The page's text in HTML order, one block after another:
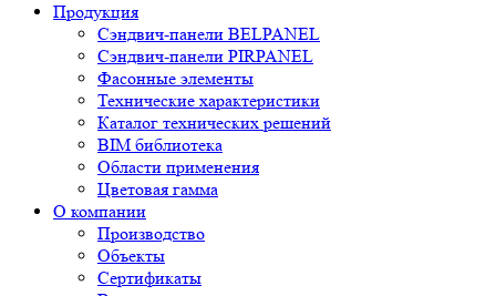
Продукция
Сэндвич-панели BELPANEL
Сэндвич-панели PIRPANEL
Фасонные элементы
Технические характеристики
Каталог технических решений
BIM библиотека
Области применения
Цветовая гамма
О компании
Производство
Объекты
Сертификаты